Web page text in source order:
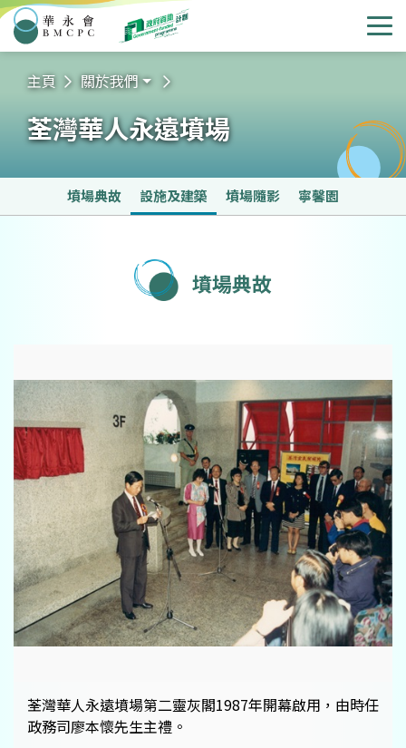
華永會 選
主頁 關於我們
荃灣華人永遠墳場
墳場典故 設施及建築 墳場隨影 寧馨園
墳場典故
荃灣華人永遠墳場第二靈灰閣1987年開幕啟用，由時任
政務司廖本懷先生主禮。